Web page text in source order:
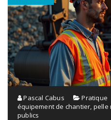
Pascal Cabus Pratique
équipement de chantier, pelle
publics